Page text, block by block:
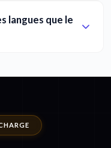
langues que le